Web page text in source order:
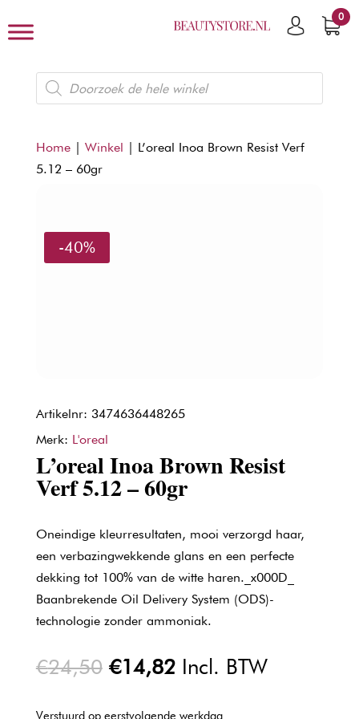
0
Producten
zoeken
Home| Winkel | L’oreal Inoa Brown Resist Verf
5.12 – 60gr
-40%
Artikelnr: 3474636448265
Merk: L'oreal
L’oreal Inoa Brown Resist
Verf 5.12 – 60gr
Oneindige kleurresultaten, mooi verzorgd haar,
een verbazingwekkende glans en een perfecte
dekking tot 100% van de witte haren._x000D_
Baanbrekende Oil Delivery System (ODS)-
technologie zonder ammoniak.
€24,50 Oorspronkelijke
was:
€14,82Huidige
is:
Incl. BTW
Verstuurd op eerstvolgende werkdag